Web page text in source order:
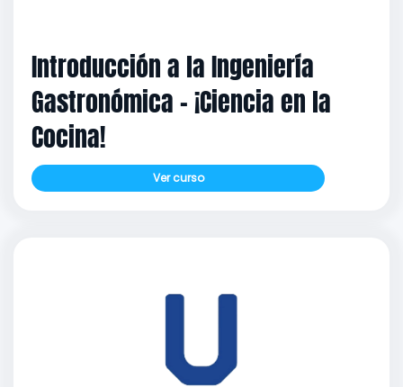
Introducción a la Ingeniería
Gastronómica – ¡Ciencia en la
Cocina!
Ver curso